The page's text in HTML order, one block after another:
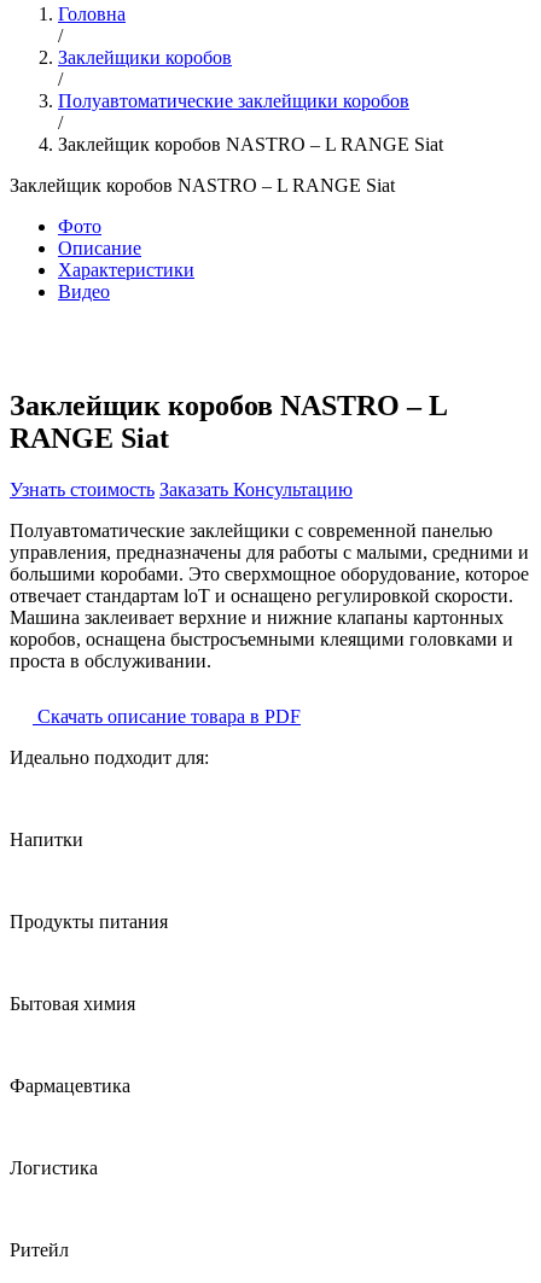
Головна
/
Заклейщики коробов
/
Полуавтоматические заклейщики коробов
/
Заклейщик коробов NASTRO – L RANGE Siat
Заклейщик коробов NASTRO – L RANGE Siat
Фото
Описание
Характеристики
Видео
Заклейщик коробов NASTRO – L
RANGE Siat
Узнать стоимость Заказать Консультацию
Полуавтоматические заклейщики с современной панелью
управления, предназначены для работы с малыми, средними и
большими коробами. Это сверхмощное оборудование, которое
отвечает стандартам loT и оснащено регулировкой скорости.
Машина заклеивает верхние и нижние клапаны картонных
коробов, оснащена быстросъемными клеящими головками и
проста в обслуживании.
Скачать описание товара в PDF
Идеально подходит для:
Напитки
Продукты питания
Бытовая химия
Фармацевтика
Логистика
Ритейл